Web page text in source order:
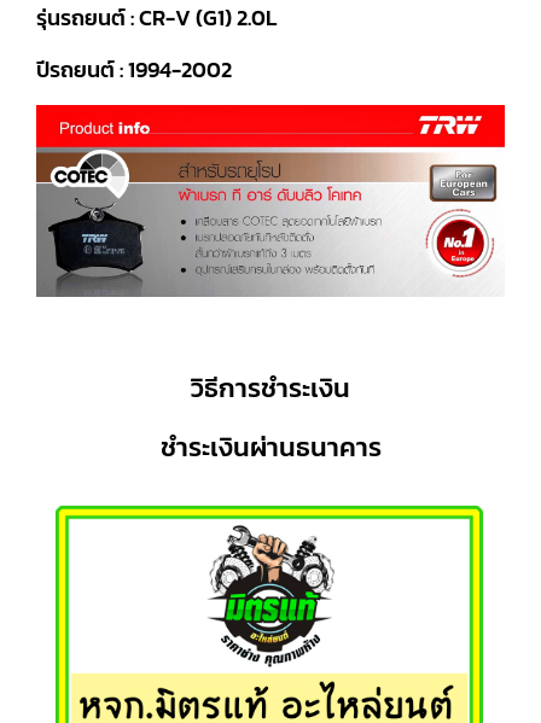
รุ่นรถยนต์ : CR-V (G1) 2.0L
ปีรถยนต์ : 1994-2002
วิธีการชำระเงิน
ชำระเงินผ่านธนาคาร